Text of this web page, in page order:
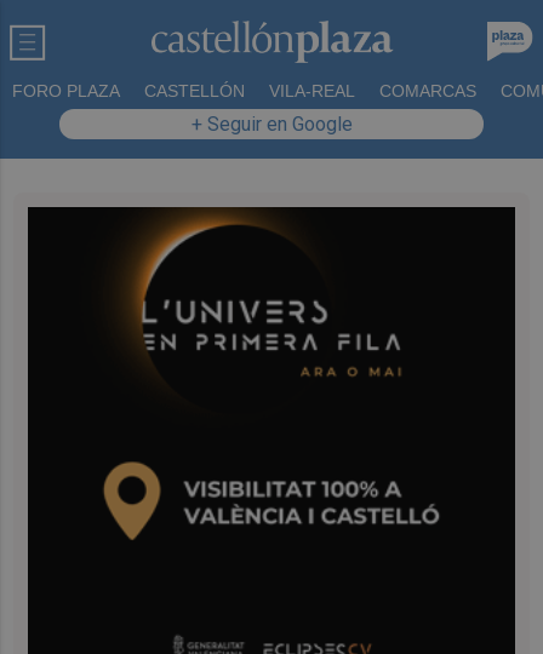
FORO PLAZA CASTELLÓN VILA-REAL COMARCAS
+ Seguir en Google